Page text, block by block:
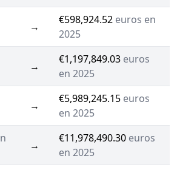
→
€598,924.52 euros en
2025
→
€1,197,849.03 euros
en 2025
→
€5,989,245.15 euros
en 2025
→
€11,978,490.30 euros
en 2025